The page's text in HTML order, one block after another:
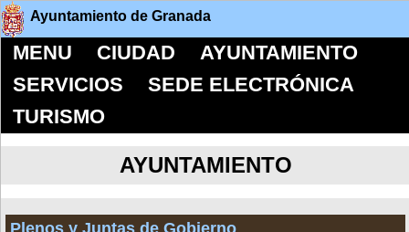
Ayuntamiento de Granada
MENU CIUDAD
AYUNTAMIENTO
SERVICIOS
SEDE ELECTRÓNICA
TURISMO
AYUNTAMIENTO
Plenos y Juntas de Gobierno